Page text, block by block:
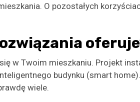
O pozostałych
w Twoim mieszkaniu. Projekt
budynku (smart home).
wiele.